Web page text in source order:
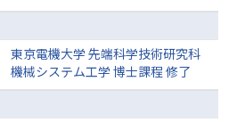
東京電機大学 先端科学技術研究科
機械システム工学 博士課程 修了